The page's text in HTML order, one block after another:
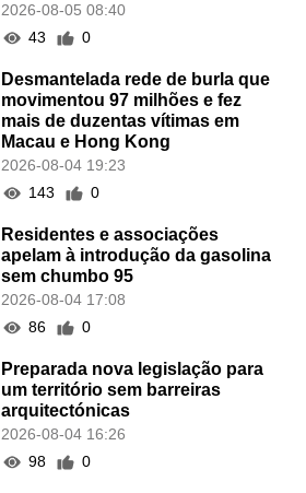
2026-08-05 08:40
43
0
Desmantelada rede de burla que
movimentou 97 milhões e fez
mais de duzentas vítimas em
Macau e Hong Kong
2026-08-04 19:23
143
0
Residentes e associações
apelam à introdução da gasolina
sem chumbo 95
2026-08-04 17:08
86
0
Preparada nova legislação para
um território sem barreiras
arquitectónicas
2026-08-04 16:26
98
0